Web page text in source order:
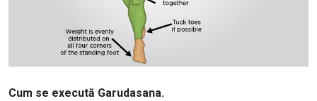
Cum se execută Garudasana.